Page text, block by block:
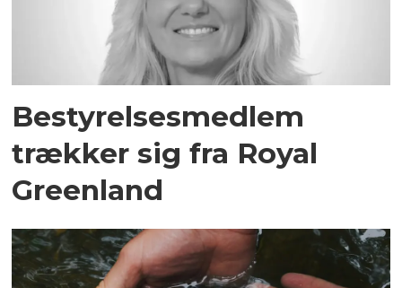
Bestyrelsesmedlem
trækker sig fra Royal
Greenland